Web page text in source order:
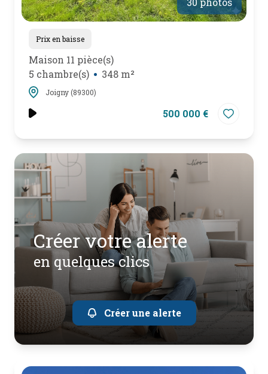
Prix en baisse
Maison 11 pièce(s)
5 chambre(s)
348 m²
Joigny (89300)
500 000 €
créer votre alerte
en quelques clics
Créer une alerte